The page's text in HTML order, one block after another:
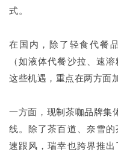
式。
在国内，除了轻食代餐
（如液体代餐沙拉、速
这些机遇，重点在两方面
一方面，现制茶咖品牌集
线。除了茶百道、奈雪
速跟风，瑞幸也跨界推